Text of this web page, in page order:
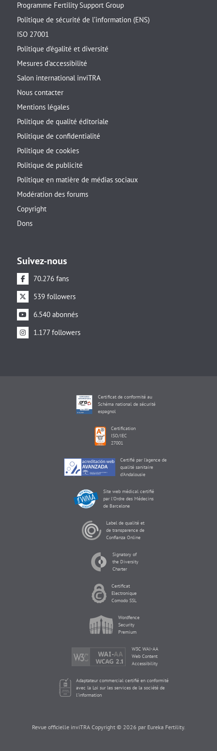
Programme Fertility Support Group
Politique de sécurité de l’information (ENS)
ISO 27001
Politique d’égalité et diversité
Mesures d’accessibilité
Salon international inviTRA
Nous contacter
Mentions légales
Politique de qualité éditoriale
Politique de confidentialité
Politique de cookies
Politique de publicité
Politique en matière de médias sociaux
Modération des forums
Copyright
Dons
Suivez-nous
70.276 fans
539 followers
6.540 abonnés
1.177 followers
Certificat de conformité au
Schéma national de sécurité
espagnol
Certification
ISO/IEC
27001
Certifié par l'agence de
qualité sanitaire
d'Andalousie
Site web médical certifié
par l'Ordre des Médecins
de Barcelone
Label de qualité et
de transparence de
Confianza Online
Signatory of
the Diversity
Charter
Certificat
Electronique
Comodo SSL
Wordfence
Security
Premium
W3C WAI-AA
Web Content
Accessibility
Adaptateur commercial certifié en conformité
avec la Loi sur les services de la société de
l'information
Revue officielle inviTRA Copyright © 2026 par Eureka Fertility.